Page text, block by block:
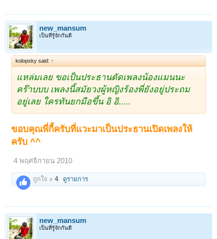
new_mansum
เป็นที่รู้จักกันดี
kolopsky said: ↑
แหล่มเลย ขอเป็นประธานตัดเพลงน้องแมนนะ
คร๊าบบบ เพลงนี้สมัยวงผู้หญิงร้องพี่ยังอยู่ประถม
อยู่เลย ใครทันยกมือขึ้น อิ อิ.....
ขอบคุณพี่กี้ครับที่แวะมาเป็นประธานเปิดเพลงให้
ครับ ^^
4 พฤศจิกายน 2010
ถูกใจ x4 ดูรายการ
new_mansum
เป็นที่รู้จักกันดี